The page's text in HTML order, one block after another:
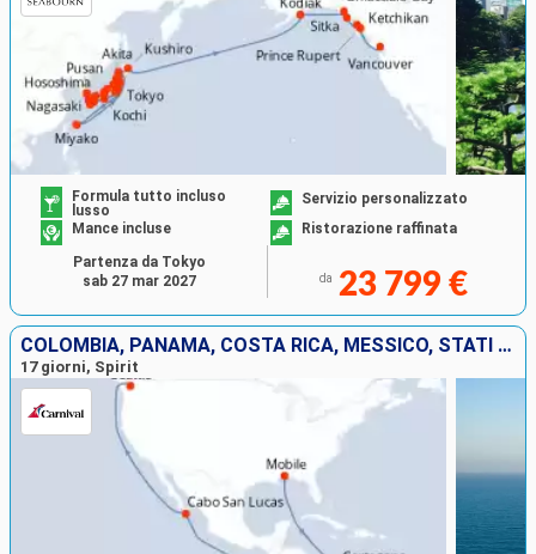
Formula tutto incluso
lusso
Servizio personalizzato
Mance incluse
Ristorazione raffinata
da 23 799 €
Partenza da Tokyo
sab 27 mar 2027
COLOMBIA, PANAMA, COSTA RICA, MESSICO, STATI UNITI
17 giorni, Spirit